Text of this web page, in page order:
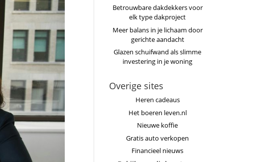
Betrouwbare dakdekkers voor
elk type dakproject
Meer balans in je lichaam door
gerichte aandacht
Glazen schuifwand als slimme
investering in je woning
Overige sites
Heren cadeaus
Het boeren leven.nl
Nieuwe koffie
Gratis auto verkopen
Financieel nieuws